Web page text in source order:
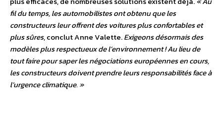
fil du temps, les automobilistes ont obtenu que les
constructeurs leur offrent des voitures plus confortables et
plus sûres, conclut Anne Valette.Exigeons désormais des
modèles plus respectueux de l’environnement ! Au lieu de
tout faire pour saper les négociations européennes en cours,
les constructeurs doivent prendre leurs responsabilités face à
l’urgence climatique. »